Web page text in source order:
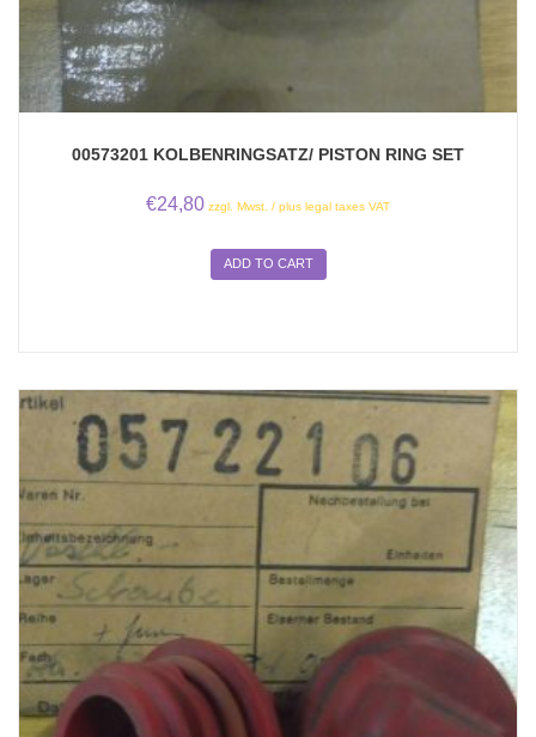
00573201 KOLBENRINGSATZ/ PISTON RING SET
€24,80 zzgl. Mwst. / plus legal taxes VAT
ADD TO CART